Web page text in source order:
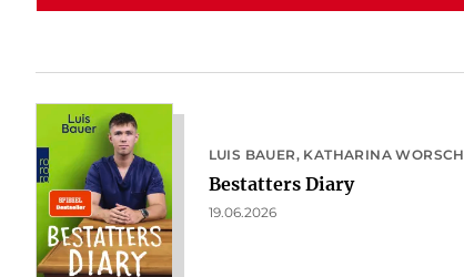
LUIS BAUER KATHARINA WORSCH
Bestatters Diary
19.06.2026